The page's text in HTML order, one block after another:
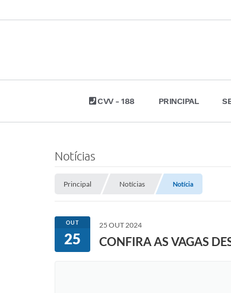
CVV - 188 PRINCIPAL
Notícias
Principal Notícias Notícia
OUT
25
25 OUT 2024
CONFIRA AS VAGAS